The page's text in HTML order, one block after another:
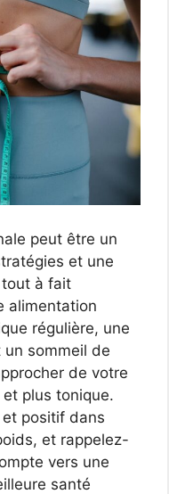
peut être un
et une
à fait
alimentation
régulière, une
sommeil de
de votre
plus tonique.
positif dans
et rappelez-
vers une
santé